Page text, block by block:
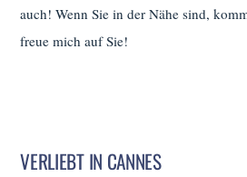
auch! Wenn Sie in der Nähe sind,
freue mich auf Sie!
VERLIEBT IN CANNES